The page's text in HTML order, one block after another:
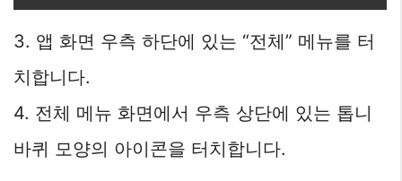
3. 앱 화면 우측 하단에 있는 “전체” 메뉴를 터
치합니다.
4. 전체 메뉴 화면에서 우측 상단에 있는 톱니
바퀴 모양의 아이콘을 터치합니다.